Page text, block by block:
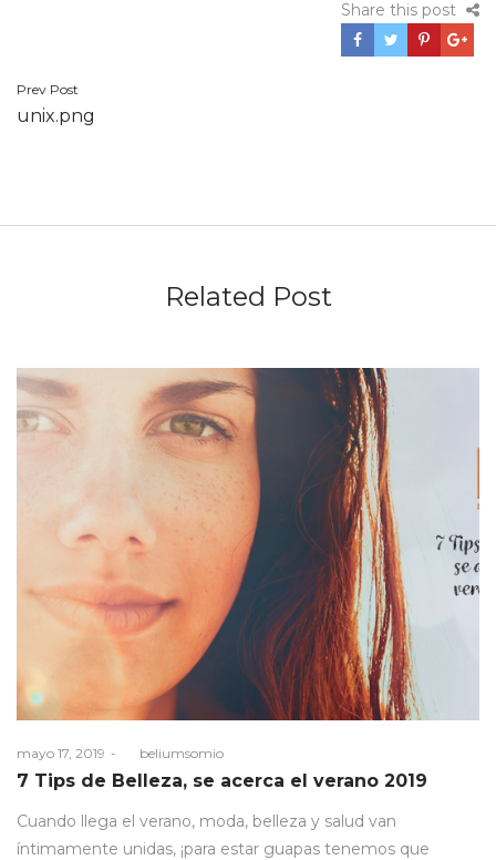
Share this post
Navegación
de
Prev Post
unix.png
Related Post
Posted
on
mayo 17, 2019 beliumsomio
7 Tips de Belleza, se acerca el verano 2019
Cuando llega el verano, moda, belleza y salud van
íntimamente unidas, ¡para estar guapas tenemos que